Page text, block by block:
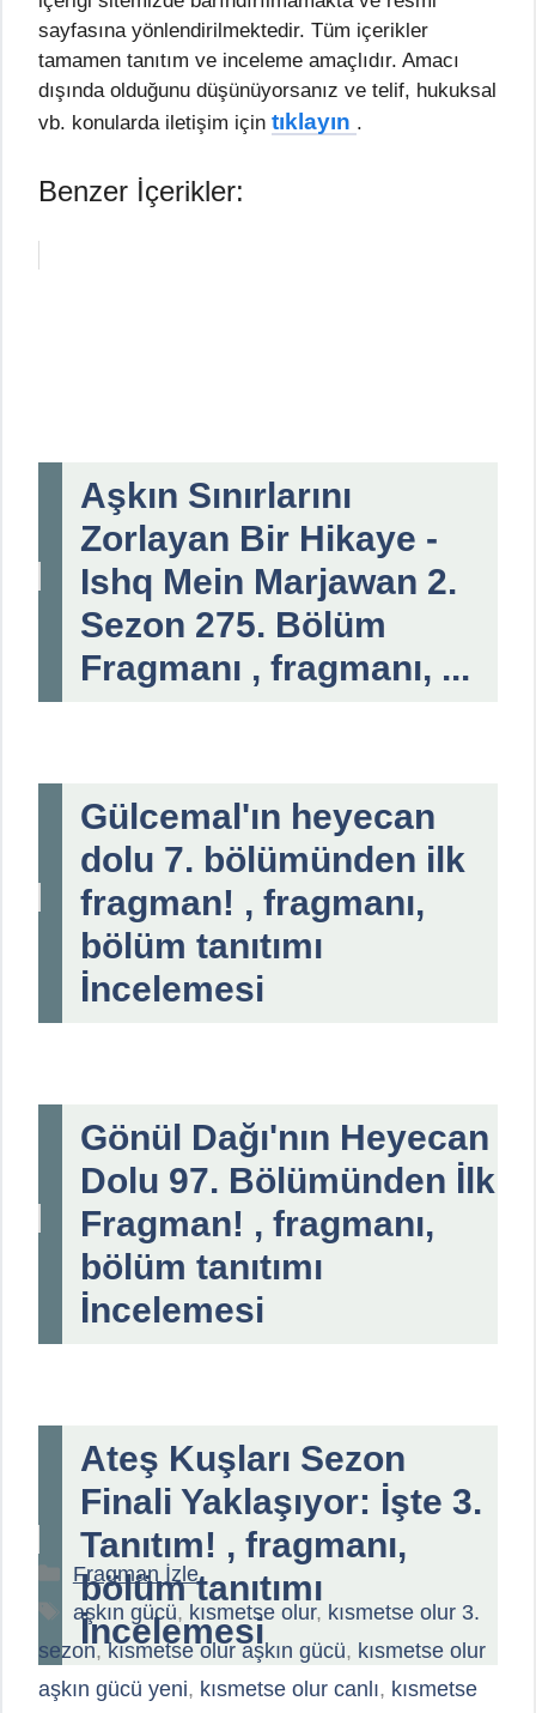
sayfasına yönlendirilmektedir. Tüm içerikler
tamamen tanıtım ve inceleme amaçlıdır. Amacı
dışında olduğunu düşünüyorsanız ve telif, hukuksal
vb. konularda iletişim için tıklayın .
Benzer İçerikler:
Aşkın Sınırlarını
Zorlayan Bir Hikaye -
Ishq Mein Marjawan 2.
Sezon 275. Bölüm
Fragmanı , fragmanı, ...
Gülcemal'ın heyecan
dolu 7. bölümünden ilk
fragman! , fragmanı,
bölüm tanıtımı
İncelemesi
Gönül Dağı'nın Heyecan
Dolu 97. Bölümünden İlk
Fragman! , fragmanı,
bölüm tanıtımı
İncelemesi
Ateş Kuşları Sezon
Finali Yaklaşıyor: İşte 3.
Tanıtım! , fragmanı,
bölüm tanıtımı
İncelemesi
Kategoriler
Fragman İzle
Etiketler
aşkın gücü, kısmetse olur, kısmetse olur 3.
sezon,kısmetse olur aşkın gücü, kısmetse olur
aşkın gücü yeni, kısmetse olur canlı, kısmetse